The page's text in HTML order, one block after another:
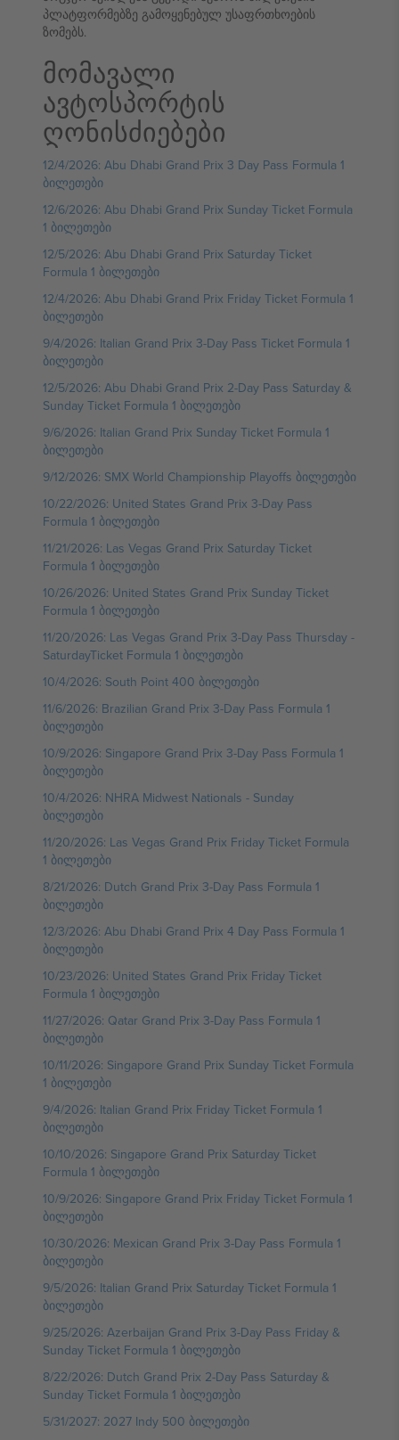
პლატფორმებზე გამოყენებულ უსაფრთხოების
ზომებს.
მომავალი
ავტოსპორტის
ღონისძიებები
12/4/2026: Abu Dhabi Grand Prix 3 Day Pass Formula 1
ბილეთები
12/6/2026: Abu Dhabi Grand Prix Sunday Ticket Formula
1 ბილეთები
12/5/2026: Abu Dhabi Grand Prix Saturday Ticket
Formula 1 ბილეთები
12/4/2026: Abu Dhabi Grand Prix Friday Ticket Formula 1
ბილეთები
9/4/2026: Italian Grand Prix 3-Day Pass Ticket Formula 1
ბილეთები
12/5/2026: Abu Dhabi Grand Prix 2-Day Pass Saturday &
Sunday Ticket Formula 1 ბილეთები
9/6/2026: Italian Grand Prix Sunday Ticket Formula 1
ბილეთები
9/12/2026: SMX World Championship Playoffs ბილეთები
10/22/2026: United States Grand Prix 3-Day Pass
Formula 1 ბილეთები
11/21/2026: Las Vegas Grand Prix Saturday Ticket
Formula 1 ბილეთები
10/26/2026: United States Grand Prix Sunday Ticket
Formula 1 ბილეთები
11/20/2026: Las Vegas Grand Prix 3-Day Pass Thursday -
SaturdayTicket Formula 1 ბილეთები
10/4/2026: South Point 400 ბილეთები
11/6/2026: Brazilian Grand Prix 3-Day Pass Formula 1
ბილეთები
10/9/2026: Singapore Grand Prix 3-Day Pass Formula 1
ბილეთები
10/4/2026: NHRA Midwest Nationals - Sunday
ბილეთები
11/20/2026: Las Vegas Grand Prix Friday Ticket Formula
1 ბილეთები
8/21/2026: Dutch Grand Prix 3-Day Pass Formula 1
ბილეთები
12/3/2026: Abu Dhabi Grand Prix 4 Day Pass Formula 1
ბილეთები
10/23/2026: United States Grand Prix Friday Ticket
Formula 1 ბილეთები
11/27/2026: Qatar Grand Prix 3-Day Pass Formula 1
ბილეთები
10/11/2026: Singapore Grand Prix Sunday Ticket Formula
1 ბილეთები
9/4/2026: Italian Grand Prix Friday Ticket Formula 1
ბილეთები
10/10/2026: Singapore Grand Prix Saturday Ticket
Formula 1 ბილეთები
10/9/2026: Singapore Grand Prix Friday Ticket Formula 1
ბილეთები
10/30/2026: Mexican Grand Prix 3-Day Pass Formula 1
ბილეთები
9/5/2026: Italian Grand Prix Saturday Ticket Formula 1
ბილეთები
9/25/2026: Azerbaijan Grand Prix 3-Day Pass Friday &
Sunday Ticket Formula 1 ბილეთები
8/22/2026: Dutch Grand Prix 2-Day Pass Saturday &
Sunday Ticket Formula 1 ბილეთები
5/31/2027: 2027 Indy 500 ბილეთები